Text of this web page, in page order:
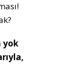
yok